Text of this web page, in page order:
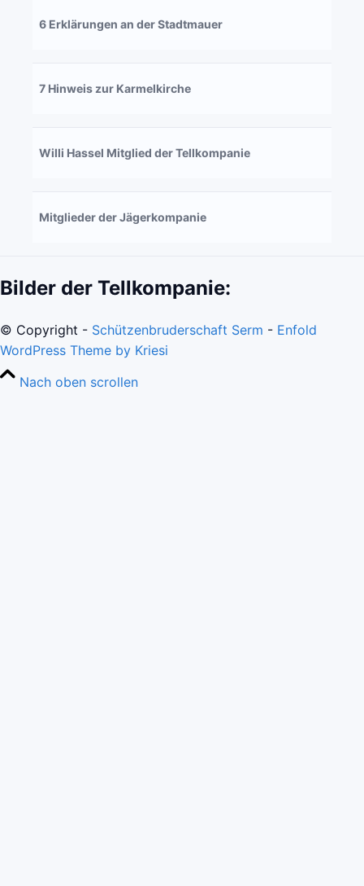
6 Erklärungen an der Stadtmauer
7 Hinweis zur Karmelkirche
Willi Hassel Mitglied der Tellkompanie
Mitglieder der Jägerkompanie
Bilder der Tellkompanie:
© Copyright - Schützenbruderschaft Serm - Enfold
WordPress Theme by Kriesi
Nach oben scrollen